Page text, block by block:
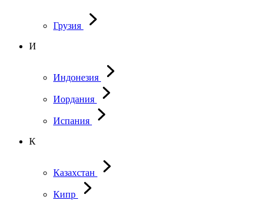
Грузия
И
Индонезия
Иордания
Испания
К
Казахстан
Кипр